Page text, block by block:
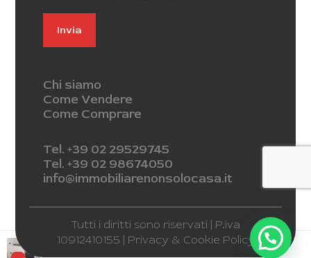
Chi siamo
Come Vendere
Come Comprare
Tel. +39 02 29529745
Tel. +39 02 98674050
info@immobiliarenonsolocasa.it
Tutti i diritti sono riservati | P.iva
10912410155 | Privacy & Cookie Policy